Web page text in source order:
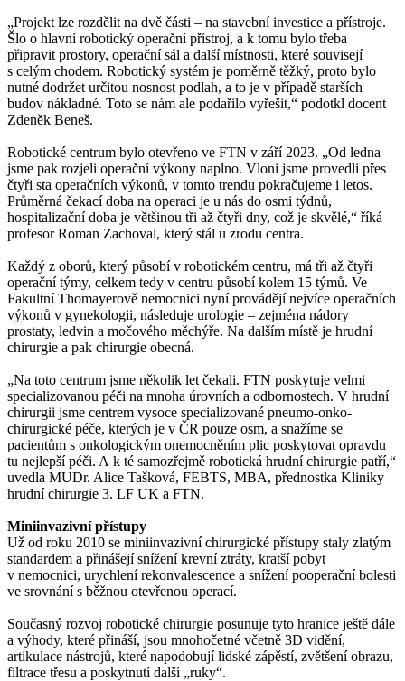
„Projekt lze rozdělit na dvě části – na stavební investice a přístroje.
Šlo o hlavní robotický operační přístroj, a k tomu bylo třeba
připravit prostory, operační sál a další místnosti, které souvisejí
s celým chodem. Robotický systém je poměrně těžký, proto bylo
nutné dodržet určitou nosnost podlah, a to je v případě starších
budov nákladné. Toto se nám ale podařilo vyřešit,“ podotkl docent
Zdeněk Beneš.
Robotické centrum bylo otevřeno ve FTN v září 2023. „Od ledna
jsme pak rozjeli operační výkony naplno. Vloni jsme provedli přes
čtyři sta operačních výkonů, v tomto trendu pokračujeme i letos.
Průměrná čekací doba na operaci je u nás do osmi týdnů,
hospitalizační doba je většinou tři až čtyři dny, což je skvělé,“ říká
profesor Roman Zachoval, který stál u zrodu centra.
Každý z oborů, který působí v robotickém centru, má tři až čtyři
operační týmy, celkem tedy v centru působí kolem 15 týmů. Ve
Fakultní Thomayerově nemocnici nyní provádějí nejvíce operačních
výkonů v gynekologii, následuje urologie – zejména nádory
prostaty, ledvin a močového měchýře. Na dalším místě je hrudní
chirurgie a pak chirurgie obecná.
„Na toto centrum jsme několik let čekali. FTN poskytuje velmi
specializovanou péči na mnoha úrovních a odbornostech. V hrudní
chirurgii jsme centrem vysoce specializované pneumo-onko-
chirurgické péče, kterých je v ČR pouze osm, a snažíme se
pacientům s onkologickým onemocněním plic poskytovat opravdu
tu nejlepší péči. A k té samozřejmě robotická hrudní chirurgie patří,“
uvedla MUDr. Alice Tašková, FEBTS, MBA, přednostka Kliniky
hrudní chirurgie 3. LF UK a FTN.
Miniinvazivní přístupy
Už od roku 2010 se miniinvazivní chirurgické přístupy staly zlatým
standardem a přinášejí snížení krevní ztráty, kratší pobyt
v nemocnici, urychlení rekonvalescence a snížení pooperační bolesti
ve srovnání s běžnou otevřenou operací.
Současný rozvoj robotické chirurgie posunuje tyto hranice ještě dále
a výhody, které přináší, jsou mnohočetné včetně 3D vidění,
artikulace nástrojů, které napodobují lidské zápěstí, zvětšení obrazu,
filtrace třesu a poskytnutí další „ruky“.